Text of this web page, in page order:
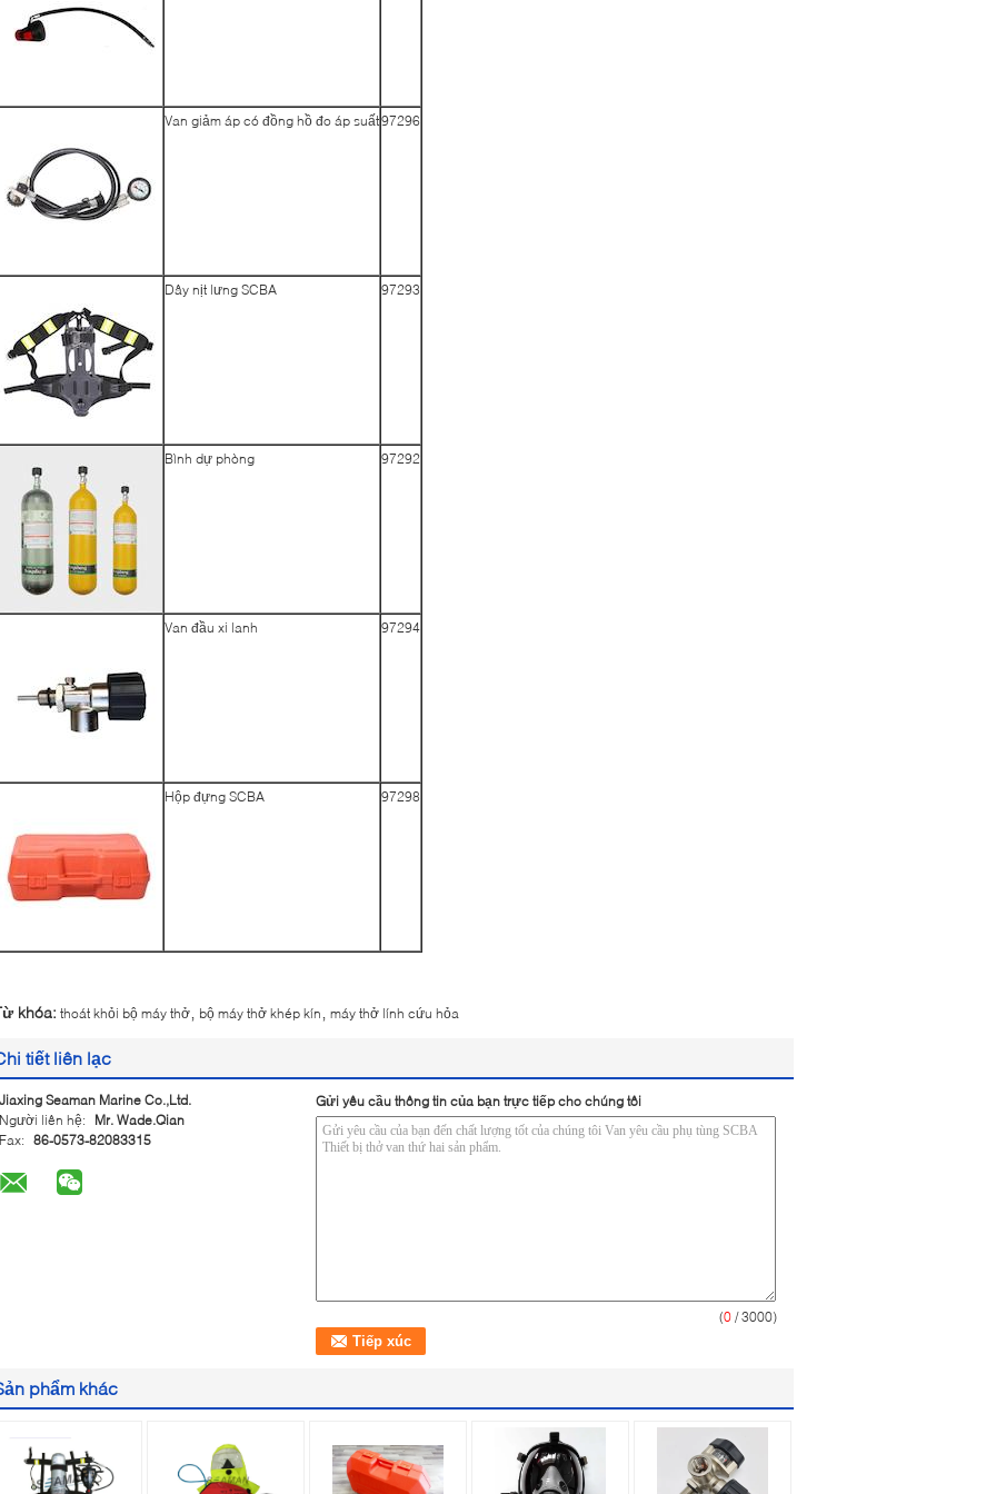
Van giảm áp có đồng hồ đo áp suất97296
Dây nịt lưng SCBA 97293
Bình dự phòng 97292
Van đầu xi lanh 97294
Hộp đựng SCBA 97298
khóa: thoát khỏi bộ máy thở bộ máy thở khép kín máy thở lính cứu hỏa
tiết liên lạc
Jiaxing Seaman Marine Co.,Ltd.
Người liên hệ:
Mr. Wade.Qian
Fax: 86-0573-82083315
Gửi yêu cầu thông tin của bạn trực tiếp cho chúng tôi
(0 / 3000)
phẩm khác